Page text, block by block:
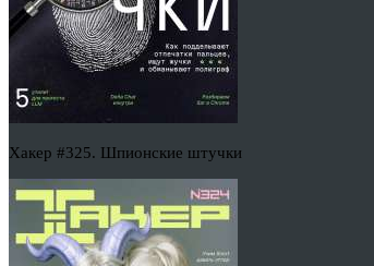
Хакер #325. Шпионские штучки